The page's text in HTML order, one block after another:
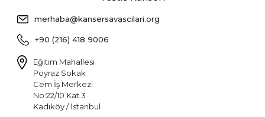
merhaba@kansersavascilari.org
+90 (216) 418 9006
Eğitim Mahallesi
Poyraz Sokak
Cem İş Merkezi
No:22/10 Kat 3
Kadıköy / İstanbul